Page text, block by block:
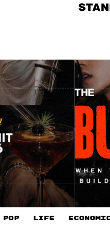
POP LIFE